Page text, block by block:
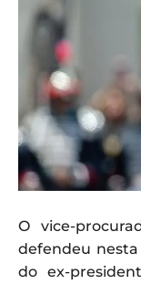
O vice-
defendeu
do ex-